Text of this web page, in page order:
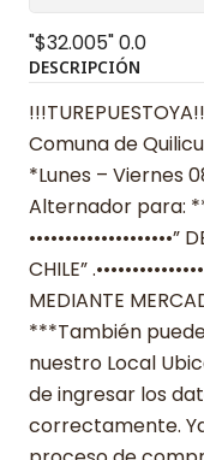
"$32.005"0.0
DESCRIPCIÓN
Comuna de
*Lunes – Viernes
Alternador para:
CHILE”
MEDIANTE
***También
nuestro Local
de ingresar los
correctamente.